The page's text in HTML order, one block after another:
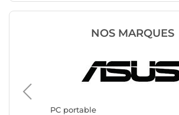
NOS MARQUES
PC portable